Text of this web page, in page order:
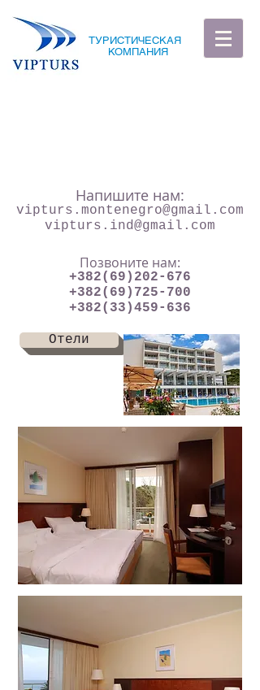
ТУРИСТИЧЕСКАЯ
КОМПАНИЯ
Напишите нам:
vipturs.montenegro@gmail.com
vipturs.ind@gmail.com
Позвоните нам:
+382(69)202-676
+382(69)725-700
+382(33)459-636
Отели